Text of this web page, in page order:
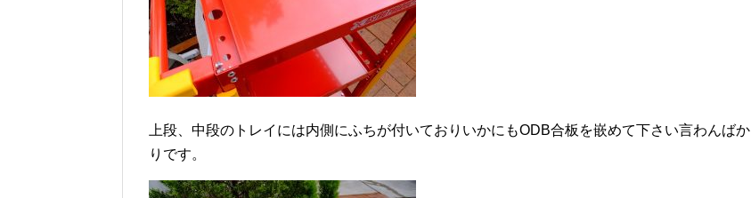
上段、中段のトレイには内側にふちが付いておりいかにもODB合板を嵌めて下さい言わんばか
りです。